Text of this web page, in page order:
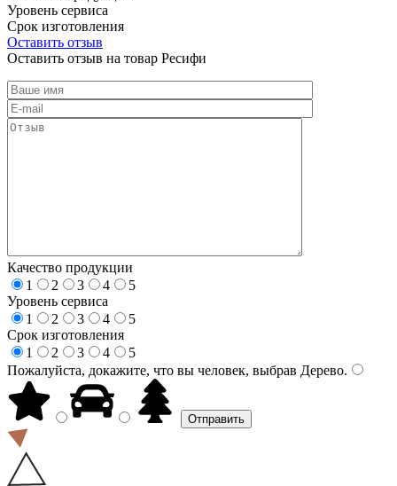
Уровень сервиса
Срок изготовления
Оставить отзыв
Оставить отзыв на товар Ресифи
Качество продукции
1
2 3 4
5
Уровень сервиса
1
2 3 4
5
Срок изготовления
1
2 3 4
5
Пожалуйста, докажите, что вы человек, выбрав Дерево.